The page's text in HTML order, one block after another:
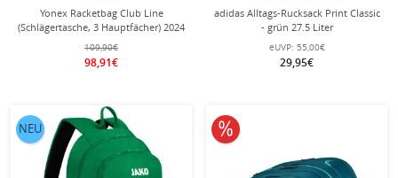
Yonex Racketbag Club Line
(Schlägertasche, 3 Hauptfächer) 2024
109,90€
98,91€
adidas Alltags-Rucksack Print Classic
- grün 27.5 Liter
eUVP: 55,00€
29,95€
NEU 10% reduziert